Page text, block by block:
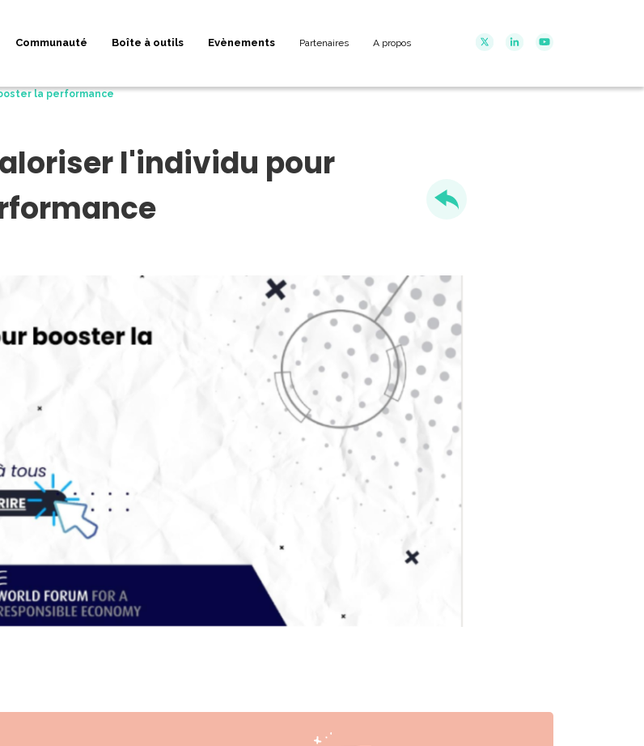
Communauté Boîte à outils Evènements Partenaires A propos
la performance
l'individu pour